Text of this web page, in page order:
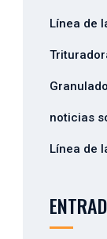
Línea de
noticias
Línea de